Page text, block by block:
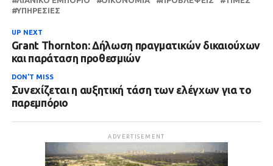
ΥΠΗΡΕΣΊΕΣ
UP NEXT
Grant Thornton: Δήλωση πραγματικών δικαιούχων
και παράταση προθεσμιών
DON'T MISS
Συνεχίζεται η αυξητική τάση των ελέγχων για το
παρεμπόριο
ADVERTISEMENT